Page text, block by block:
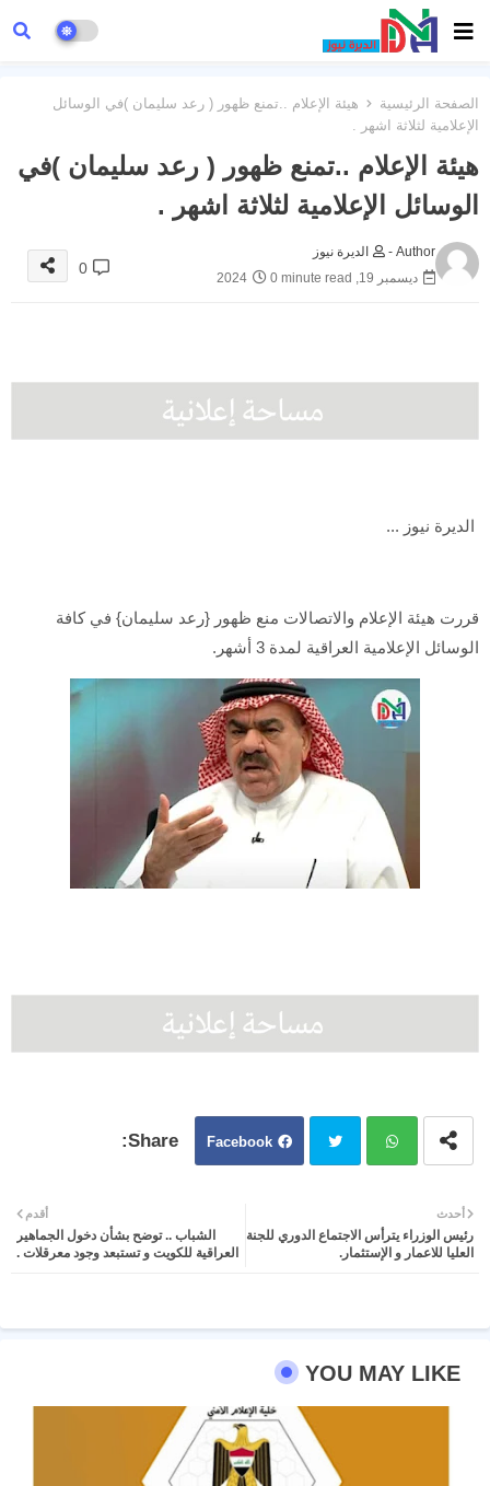
الصفحة الرئيسية
هيئة الإعلام ..تمنع ظهور ( رعد سليمان )في الوسائل
الإعلامية لثلاثة اشهر .
هيئة الإعلام ..تمنع ظهور ( رعد سليمان )في
الوسائل الإعلامية لثلاثة اشهر .
Author -
الديرة نيوز
ديسمبر 19, 2024
0 minute read
0
الديرة نيوز ...
قررت هيئة الإعلام والاتصالات منع ظهور {رعد سليمان} في كافة
الوسائل الإعلامية العراقية لمدة 3 أشهر.
Facebook
ter atsa
أحدث
رئيس الوزراء يترأس الاجتماع الدوري للجنة
العليا للاعمار و الإستثمار.
أقدم
الشباب .. توضح بشأن دخول الجماهير
العراقية للكويت و تستبعد وجود معرقلات .
YOU MAY LIKE